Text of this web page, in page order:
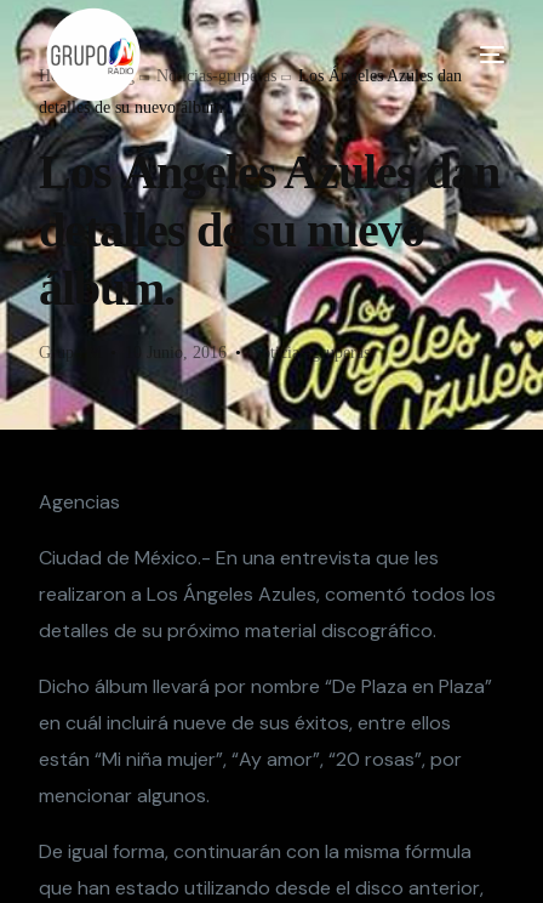
Home Blog Noticias-gruperas
Los Ángeles Azules dan
detalles de su nuevo álbum.
Los Ángeles Azules dan
detalles de su nuevo
álbum.
Grupo M 10 Junio, 2016 Noticias-gruperas
Agencias
Ciudad de México.- En una entrevista que les
realizaron a Los Ángeles Azules, comentó todos los
detalles de su próximo material discográfico.
Dicho álbum llevará por nombre “De Plaza en Plaza”
en cuál incluirá nueve de sus éxitos, entre ellos
están “Mi niña mujer”, “Ay amor”, “20 rosas”, por
mencionar algunos.
De igual forma, continuarán con la misma fórmula
que han estado utilizando desde el disco anterior,